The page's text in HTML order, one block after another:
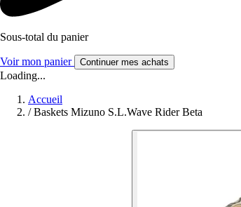
Sous-total du panier
Voir mon panier Continuer mes achats
Loading...
Accueil
/ Baskets Mizuno S.L.Wave Rider Beta